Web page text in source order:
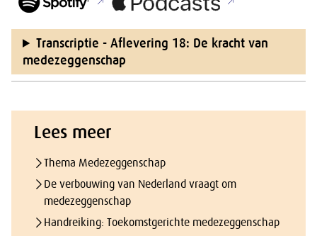
Transcriptie - Aflevering 18: De kracht van
medezeggenschap
Lees meer
Thema Medezeggenschap
De verbouwing van Nederland vraagt om
medezeggenschap
Handreiking: Toekomstgerichte medezeggenschap